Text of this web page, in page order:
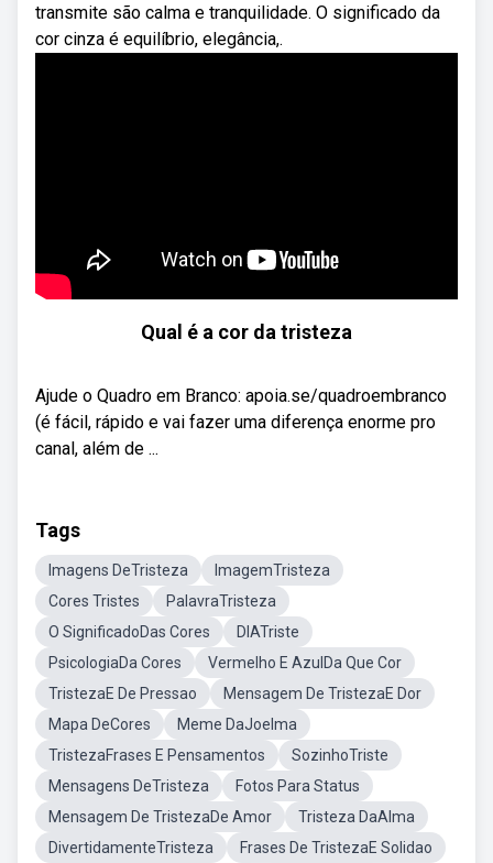
transmite são calma e tranquilidade. O significado da
cor cinza é equilíbrio, elegância,.
Qual é a cor da tristeza
Ajude o Quadro em Branco: apoia.se/quadroembranco
(é fácil, rápido e vai fazer uma diferença enorme pro
canal, além de ...
Tags
Imagens DeTristeza
ImagemTristeza
Cores Tristes
PalavraTristeza
O SignificadoDas Cores
DIATriste
PsicologiaDa Cores
Vermelho E AzulDa Que Cor
TristezaE De Pressao
Mensagem De TristezaE Dor
Mapa DeCores
Meme DaJoelma
TristezaFrases E Pensamentos
SozinhoTriste
Mensagens DeTristeza
Fotos Para Status
Mensagem De TristezaDe Amor
Tristeza DaAlma
DivertidamenteTristeza
Frases De TristezaE Solidao